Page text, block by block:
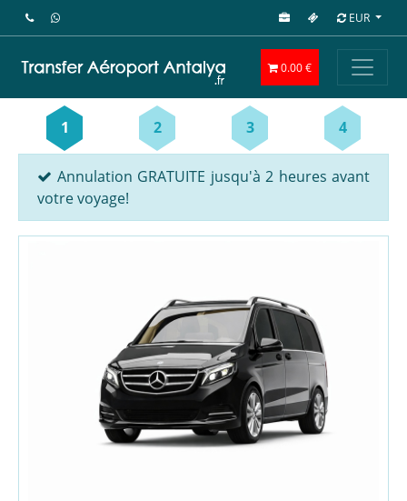
EUR
0.00 €
1 2 3 4
Annulation GRATUITE jusqu'à 2 heures avant
votre voyage!